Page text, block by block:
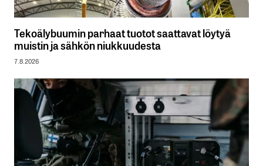
Tekoälybuumin parhaat tuotot saattavat löytyä
muistin ja sähkön niukkuudesta
7.8.2026